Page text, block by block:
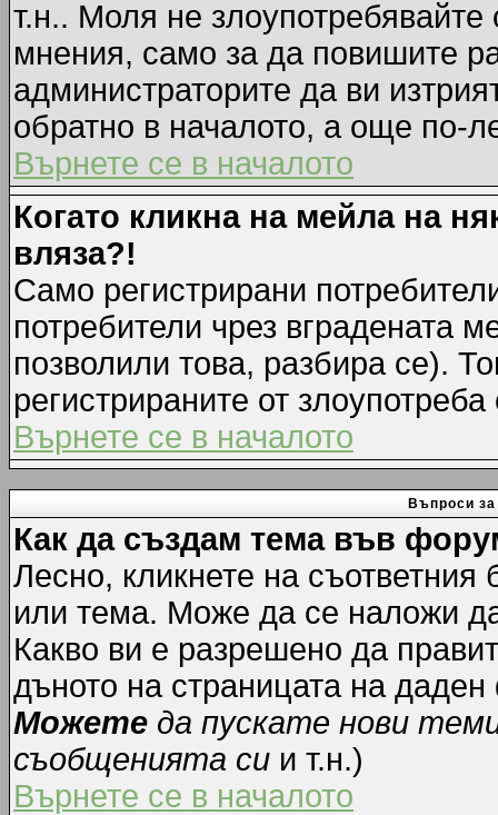
т.н.. Моля не
мнения, само за да повишите
администраторите да ви
обратно в началото, а още по-
Върнете се в началото
Когато кликна на мейла на
вляза?!
Само регистрирани
потребители чрез вградената
позволили това, разбира се).
регистрираните от
Върнете се в началото
Въпроси
Как да създам тема във
Лесно, кликнете на
или тема. Може да се наложи
Какво ви е разрешено да
дъното на страницата на
Можете да пускате нови
съобщенията си и т.н.)
Върнете се в началото